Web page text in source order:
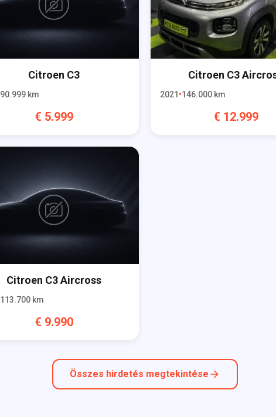
Citroen C3
90.999 km
€ 5.999
Citroen C3
2021 146.000 km
€ 12.999
Citroen C3 Aircross
113.700 km
€ 9.990
Összes hirdetés megtekintése